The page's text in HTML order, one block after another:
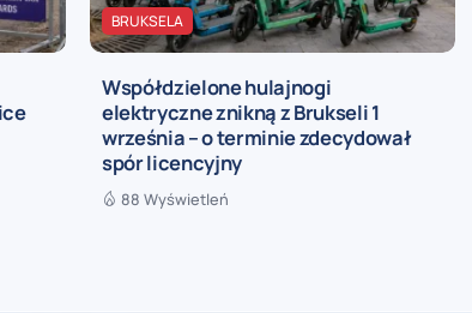
BRUKSELA
Współdzielone hulajnogi
elektryczne znikną z Brukseli 1
września – o terminie zdecydował
spór licencyjny
88 Wyświetleń